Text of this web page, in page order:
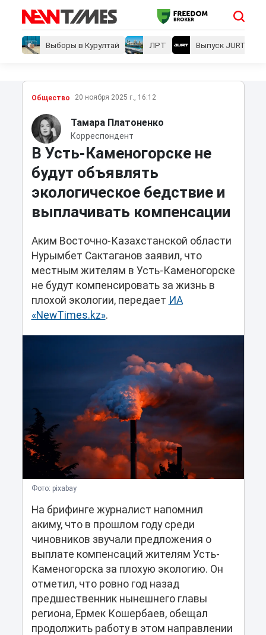
Выборы в Курултай ЛРТ Выпуск JURT
Общество 20 ноября 2025 г., 16:12
Тамара Платоненко
Корреспондент
В Усть-Каменогорске не
будут объявлять
экологическое бедствие и
выплачивать компенсации
Аким Восточно-Казахстанской области
Нурымбет Сактаганов заявил, что
местным жителям в Усть-Каменогорске
не будут компенсировать за жизнь в
плохой экологии, передает ИА
«NewTimes.kz».
Фото: pixabay
На брифинге журналист напомнил
акиму, что в прошлом году среди
чиновников звучали предложения о
выплате компенсаций жителям Усть-
Каменогорска за плохую экологию. Он
отметил, что ровно год назад
предшественник нынешнего главы
региона, Ермек Кошербаев, обещал
продолжить работу в этом направлении